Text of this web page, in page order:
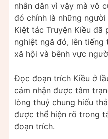
nhân dân vì vậy mà vô
đó chính là những
Kiệt tác Truyện Kiều đã
nghiệt ngã đó, lên
xã hội và bênh vực
Đọc đoạn trích Kiều ở
cảm nhận được tâm
lòng thuỷ chung hiếu
được thể hiện rõ trong
đoạn trích.